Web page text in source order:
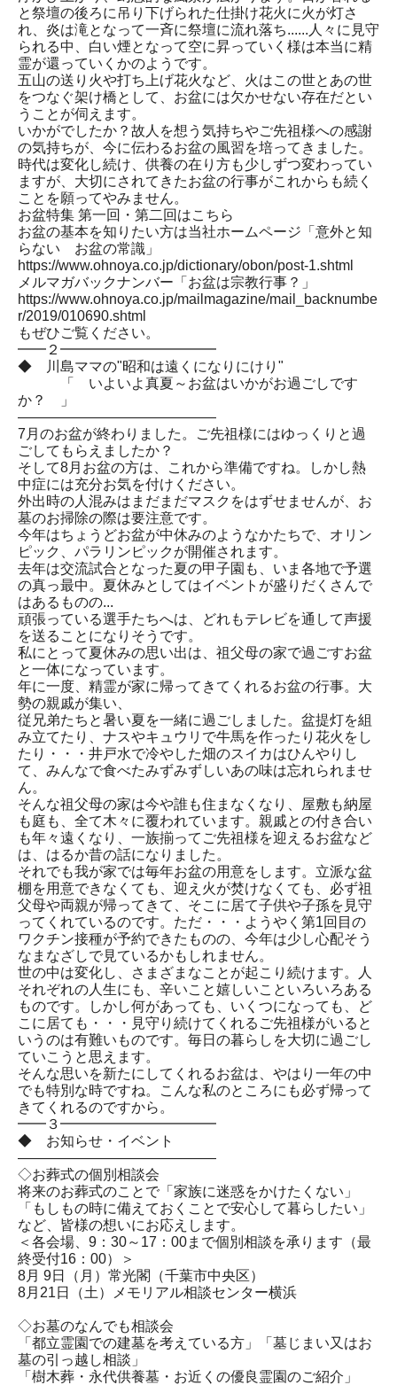
と祭壇の後ろに吊り下げられた仕掛け花火に火が灯さ
れ、炎は滝となって一斉に祭壇に流れ落ち......人々に見守
られる中、白い煙となって空に昇っていく様は本当に精
霊が還っていくかのようです。
五山の送り火や打ち上げ花火など、火はこの世とあの世
をつなぐ架け橋として、お盆には欠かせない存在だとい
うことが伺えます。
いかがでしたか？故人を想う気持ちやご先祖様への感謝
の気持ちが、今に伝わるお盆の風習を培ってきました。
時代は変化し続け、供養の在り方も少しずつ変わってい
ますが、大切にされてきたお盆の行事がこれからも続く
ことを願ってやみません。
お盆特集 第一回・第二回はこちら
お盆の基本を知りたい方は当社ホームページ「意外と知
らない お盆の常識」
https://www.ohnoya.co.jp/dictionary/obon/post-1.shtml
メルマガバックナンバー「お盆は宗教行事？」
https://www.ohnoya.co.jp/mailmagazine/mail_backnumbe
r/2019/010690.shtml
もぜひご覧ください。
━━２━━━━━━━━━━━
◆ 川島ママの"昭和は遠くになりにけり"
「 いよいよ真夏～お盆はいかがお過ごしです
か？ 」
――――――――――――――
7月のお盆が終わりました。ご先祖様にはゆっくりと過
ごしてもらえましたか？
そして8月お盆の方は、これから準備ですね。しかし熱
中症には充分お気を付けください。
外出時の人混みはまだまだマスクをはずせませんが、お
墓のお掃除の際は要注意です。
今年はちょうどお盆が中休みのようなかたちで、オリン
ピック、パラリンピックが開催されます。
去年は交流試合となった夏の甲子園も、いま各地で予選
の真っ最中。夏休みとしてはイベントが盛りだくさんで
はあるものの...
頑張っている選手たちへは、どれもテレビを通して声援
を送ることになりそうです。
私にとって夏休みの思い出は、祖父母の家で過ごすお盆
と一体になっています。
年に一度、精霊が家に帰ってきてくれるお盆の行事。大
勢の親戚が集い、
従兄弟たちと暑い夏を一緒に過ごしました。盆提灯を組
み立てたり、ナスやキュウリで牛馬を作ったり花火をし
たり・・・井戸水で冷やした畑のスイカはひんやりし
て、みんなで食べたみずみずしいあの味は忘れられませ
ん。
そんな祖父母の家は今や誰も住まなくなり、屋敷も納屋
も庭も、全て木々に覆われています。親戚との付き合い
も年々遠くなり、一族揃ってご先祖様を迎えるお盆など
は、はるか昔の話になりました。
それでも我が家では毎年お盆の用意をします。立派な盆
棚を用意できなくても、迎え火が焚けなくても、必ず祖
父母や両親が帰ってきて、そこに居て子供や子孫を見守
ってくれているのです。ただ・・・ようやく第1回目の
ワクチン接種が予約できたものの、今年は少し心配そう
なまなざしで見ているかもしれません。
世の中は変化し、さまざまなことが起こり続けます。人
それぞれの人生にも、辛いこと嬉しいこといろいろある
ものです。しかし何があっても、いくつになっても、ど
こに居ても・・・見守り続けてくれるご先祖様がいると
いうのは有難いものです。毎日の暮らしを大切に過ごし
ていこうと思えます。
そんな思いを新たにしてくれるお盆は、やはり一年の中
でも特別な時ですね。こんな私のところにも必ず帰って
きてくれるのですから。
━━３━━━━━━━━━━━
◆ お知らせ・イベント
――――――――――――――
◇お葬式の個別相談会
将来のお葬式のことで「家族に迷惑をかけたくない」
「もしもの時に備えておくことで安心して暮らしたい」
など、皆様の想いにお応えします。
＜各会場、9：30～17：00まで個別相談を承ります（最
終受付16：00）＞
8月 9日（月）常光閣（千葉市中央区）
8月21日（土）メモリアル相談センター横浜
◇お墓のなんでも相談会
「都立霊園での建墓を考えている方」「墓じまい又はお
墓の引っ越し相談」
「樹木葬・永代供養墓・お近くの優良霊園のご紹介」